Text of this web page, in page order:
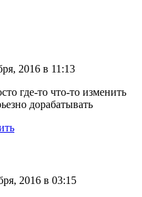
2016 в 11:13
где-то что-то изменить
дорабатывать
2016 в 03:15